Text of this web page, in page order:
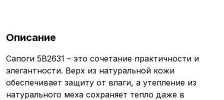
Описание
Сапоги 5B2631 – это сочетание практичности и
элегантности. Верх из натуральной кожи
обеспечивает защиту от влаги, а утепление из
натурального меха сохраняет тепло даже в